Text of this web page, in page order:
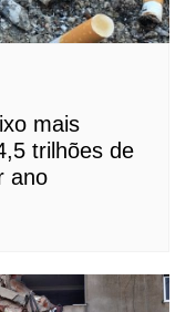
mais
trilhões de
ano